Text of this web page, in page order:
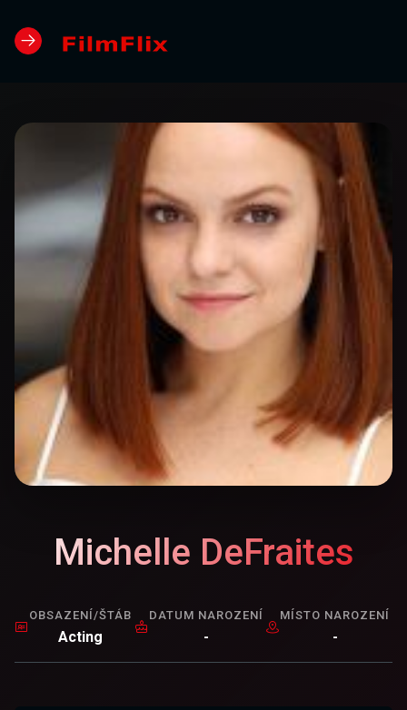
Michelle DeFraites
OBSAZENÍ/ŠTÁB
Acting
DATUM NAROZENÍ
-
MÍSTO NAROZENÍ
-